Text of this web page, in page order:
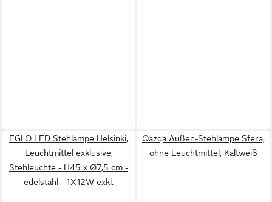
EGLO LED Stehlampe Helsinki,
Leuchtmittel exklusive,
Stehleuchte - H45 x Ø7,5 cm -
edelstahl - 1X12W exkl.
Qazqa Außen-Stehlampe Sfera,
ohne Leuchtmittel, Kaltweiß